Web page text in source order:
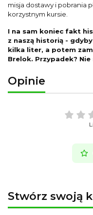
misja dostawy i pobrania
korzystnym kursie.
I na sam koniec fakt
z naszą historią -
kilka liter, a potem
Brelok. Przypadek? Nie
Opinie
Stwórz swoją